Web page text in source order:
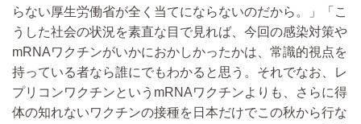
らない厚生労働省が全く当てにならないのだから。」「こ
うした社会の状況を素直な目で見れば、今回の感染対策や
mRNAワクチンがいかにおかしかったかは、常識的視点を
持っている者なら誰にでもわかると思う。それでなお、レ
プリコンワクチンというmRNAワクチンよりも、さらに得
体の知れないワクチンの接種を日本だけでこの秋から行な